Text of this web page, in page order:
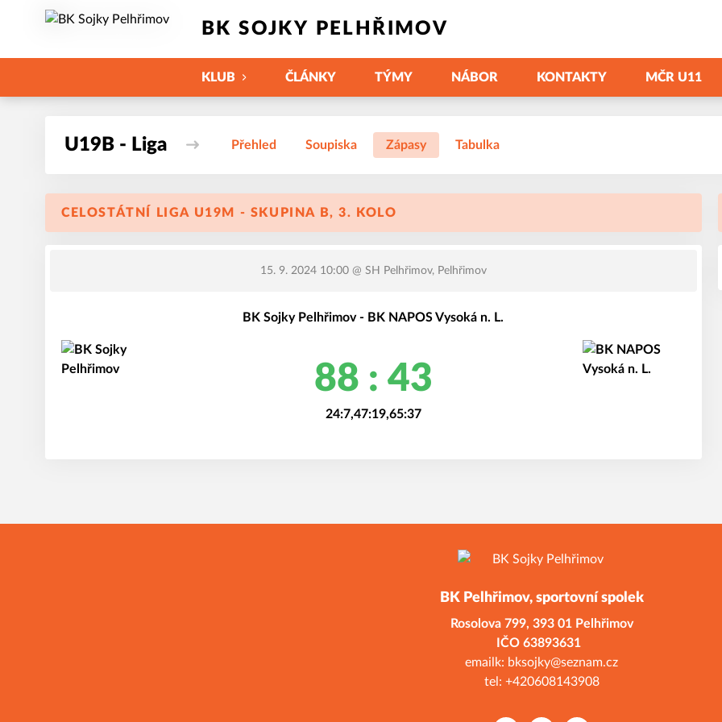
BK SOJKY PELHŘIMOV
KLUB ČLÁNKY TÝMY NÁBOR KONTAKTY MČR U11
U19B - Liga Přehled Soupiska Zápasy Tabulka
CELOSTÁTNÍ LIGA U19M - SKUPINA B, 3. KOLO
15. 9. 2024 10:00@ SH Pelhřimov, Pelhřimov
BK Sojky Pelhřimov - BK NAPOS Vysoká n. L.
88 : 43
24:7,47:19,65:37
BK Pelhřimov, sportovní spolek
Rosolova 799, 393 01 Pelhřimov
IČO
emailk: bksojky@seznam.cz
tel: +420608143908